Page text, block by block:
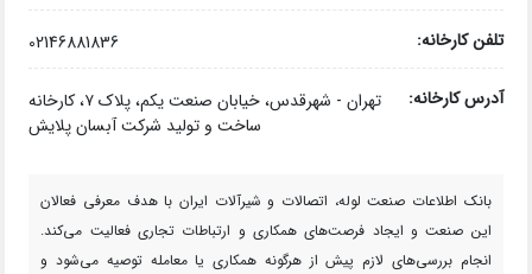
تلفن کارخانه: 02146881836
آدرس کارخانه:
تهران - شهرقدس، خیابان صنعت یکم، پلاک ۷، کارخانه
ساخت و تولید شرکت آبسان پلایش
بانک اطلاعات صنعت لوله، اتصالات و شیرآلات ایران با هدف معرفی فعالان
این صنعت و ایجاد فرصت‌های همکاری و ارتباطات تجاری فعالیت می‌کند.
انجام بررسی‌های لازم پیش از هرگونه همکاری یا معامله توصیه می‌شود و